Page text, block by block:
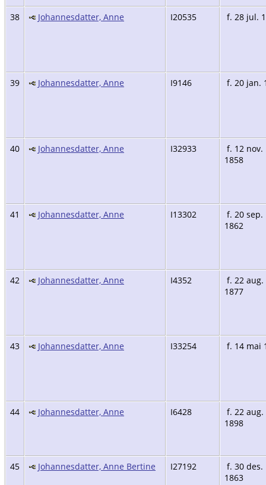
38 Johannesdatter, Anne I20535 f. 28 jul.
39 Johannesdatter, Anne I9146 f. 20 jan.
40 Johannesdatter, Anne I32933
f. 12 nov.
1858
41 Johannesdatter, Anne I13302
f. 20 sep.
1862
42 Johannesdatter, Anne I4352
f. 22 aug.
1877
43 Johannesdatter, Anne I33254 f. 14 mai
44 Johannesdatter, Anne I6428
f. 22 aug.
1898
45 Johannesdatter, Anne Bertine I27192
f. 30 des.
1863